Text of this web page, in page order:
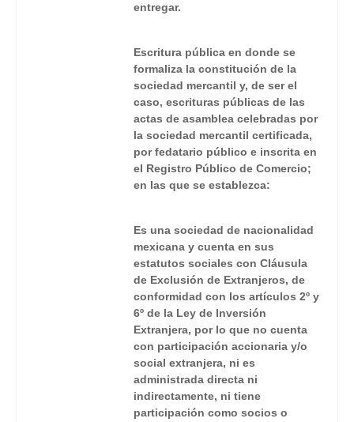
entregar.
Escritura pública en donde se
formaliza la constitución de la
sociedad mercantil y, de ser el
caso, escrituras públicas de las
actas de asamblea celebradas por
la sociedad mercantil certificada,
por fedatario público e inscrita en
el Registro Público de Comercio;
en las que se establezca:
Es una sociedad de nacionalidad
mexicana y cuenta en sus
estatutos sociales con Cláusula
de Exclusión de Extranjeros, de
conformidad con los artículos 2º y
6º de la Ley de Inversión
Extranjera, por lo que no cuenta
con participación accionaria y/o
social extranjera, ni es
administrada directa ni
indirectamente, ni tiene
participación como socios o